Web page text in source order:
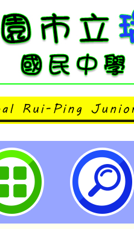
客語輸入法
民中學